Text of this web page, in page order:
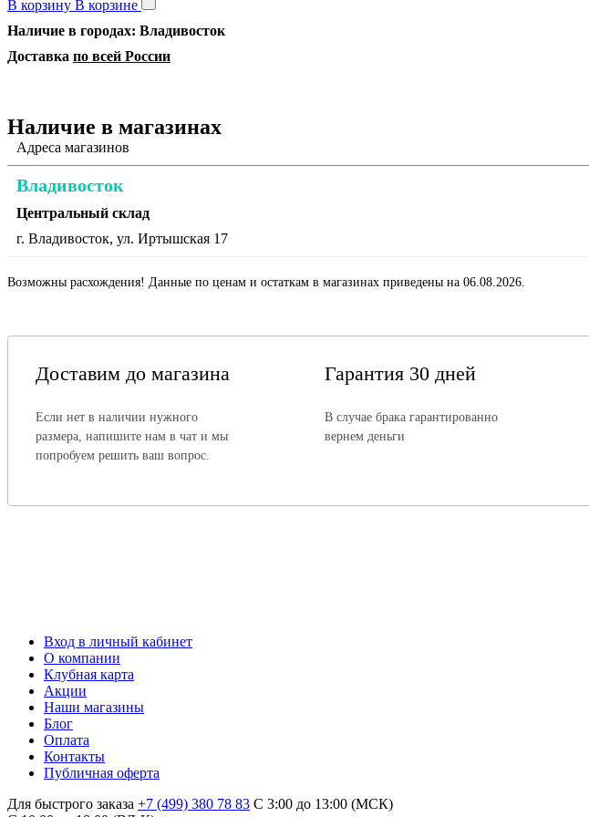
В корзину В корзине
Наличие в городах: Владивосток
Доставка по всей России
Наличие в магазинах
Адреса магазинов
Владивосток
Центральный склад
г. Владивосток, ул. Иртышская 17
Возможны расхождения! Данные по ценам и остаткам в магазинах приведены на 06.08.2026.
Доставим до магазина
Если нет в наличии нужного
размера, напишите нам в чат и мы
попробуем решить ваш вопрос.
Гарантия 30 дней
В случае брака гарантированно
вернем деньги
Вход в личный кабинет
О компании
Клубная карта
Акции
Наши магазины
Блог
Оплата
Контакты
Публичная оферта
Для быстрого заказа +7 (499) 380 78 83 С 3:00 до 13:00 (МСК)